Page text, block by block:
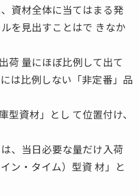
資材全体に当てはまる発
を見出すことはで きなか
荷 量にほぼ比例して出て
は比例しない「非定番」品
資材」とし て位置付け、
、当日必要な量だけ入荷
ン・タイム）型資 材」と